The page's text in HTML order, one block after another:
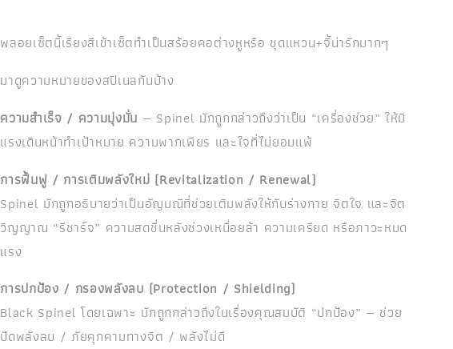
พลอยเซ็ตนี้เรียงสีเข้าเซ็ตทำเป็นสร้อยคอต่างหูหรือ ชุดแหวน+จี้น่ารักมากๆ
มาดูความหมายของสปิเนลกันบ้าง
ความสำเร็จ / ความมุ่งมั่น — Spinel มักถูกกล่าวถึงว่าเป็น “เครื่องช่วย” ให้มี
แรงเดินหน้าทำเป้าหมาย ความพากเพียร และใจที่ไม่ยอมแพ้
การฟื้นฟู / การเติมพลังใหม่ (Revitalization / Renewal)
Spinel มักถูกอธิบายว่าเป็นอัญมณีที่ช่วยเติมพลังให้กับร่างกาย จิตใจ และจิต
วิญญาณ “รีชาร์จ” ความสดชื่นหลังช่วงเหนื่อยล้า ความเครียด หรือภาวะหมด
แรง
การปกป้อง / กรองพลังลบ (Protection / Shielding)
Black Spinel โดยเฉพาะ มักถูกกล่าวถึงในเรื่องคุณสมบัติ “ปกป้อง” — ช่วย
ปัดพลังลบ / ภัยคุกคามทางจิต / พลังไม่ดี